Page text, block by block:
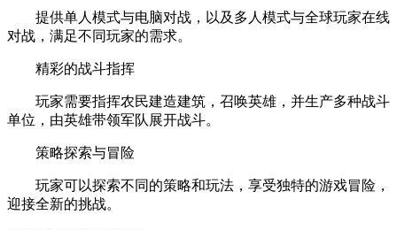
提供单人模式与电脑对战，以及多人模式与全球玩家在线
对战，满足不同玩家的需求。
精彩的战斗指挥
玩家需要指挥农民建造建筑，召唤英雄，并生产多种战斗
单位，由英雄带领军队展开战斗。
策略探索与冒险
玩家可以探索不同的策略和玩法，享受独特的游戏冒险，
迎接全新的挑战。